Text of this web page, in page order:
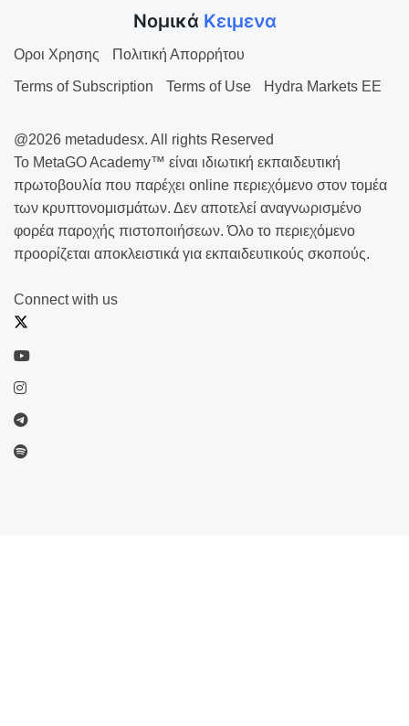
Νομικά Κειμενα
Οροι Χρησης Πολιτική Απορρήτου
Terms of Subscription Terms of Use Hydra Markets EE
@2026 metadudesx. All rights Reserved
Το MetaGO Academy™ είναι ιδιωτική εκπαιδευτική
πρωτοβουλία που παρέχει online περιεχόμενο στον τομέα
των κρυπτονομισμάτων. Δεν αποτελεί αναγνωρισμένο
φορέα παροχής πιστοποιήσεων. Όλο το περιεχόμενο
προορίζεται αποκλειστικά για εκπαιδευτικούς σκοπούς.
Connect with us